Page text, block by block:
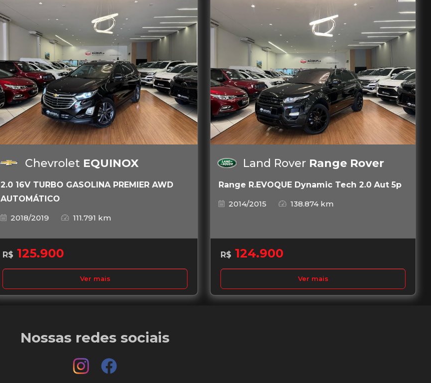
Chevrolet EQUINOX
2.0 16V TURBO GASOLINA PREMIER AWD
AUTOMÁTICO
2018/2019
111.791 km
R$ 125.900
Ver mais
Land Rover Range Rover
Range R.EVOQUE Dynamic Tech 2.0 Aut 5p
2014/2015
138.874 km
R$ 124.900
Ver mais
Nossas redes sociais